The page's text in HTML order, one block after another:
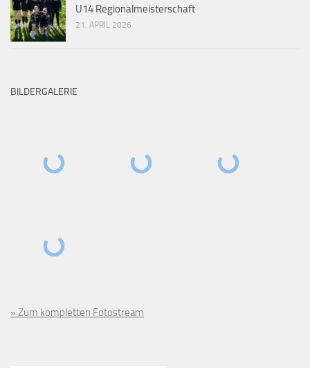
U14 Regionalmeisterschaft
21. APRIL 2026
BILDERGALERIE
» Zum kompletten Fotostream